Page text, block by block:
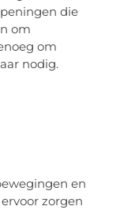
die
om
om
nodig.
en
zorgen